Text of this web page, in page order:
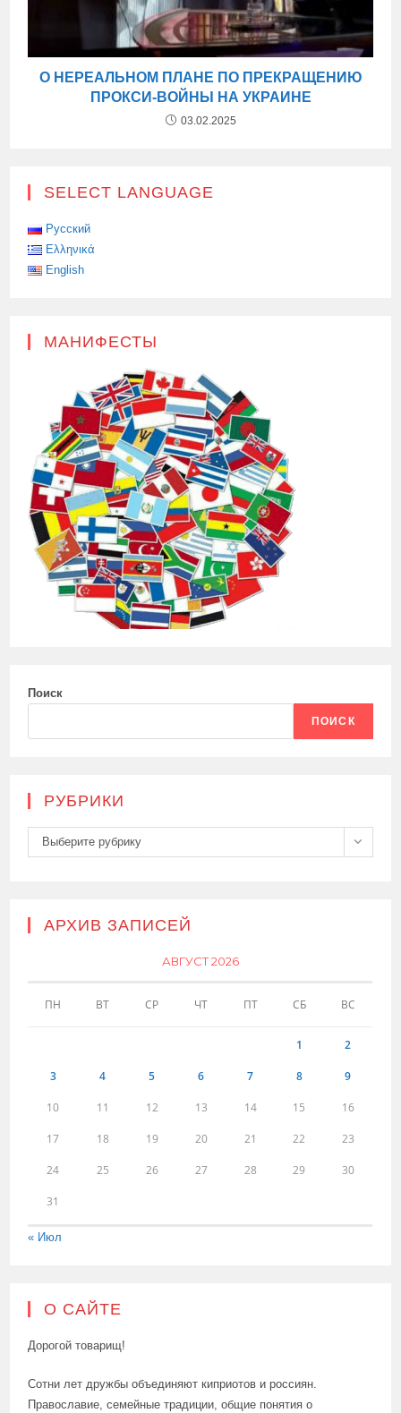
О НЕРЕАЛЬНОМ ПЛАНЕ ПО ПРЕКРАЩЕНИЮ
ПРОКСИ-ВОЙНЫ НА УКРАИНЕ
03.02.2025
SELECT LANGUAGE
Русский
Ελληνικά
English
МАНИФЕСТЫ
Поиск
ПОИСК
РУБРИКИ
Рубрики
Выберите рубрику
АРХИВ ЗАПИСЕЙ
АВГУСТ 2026
ПН ВТ СР ЧТ ПТ СБ ВС
1 2
3 4 5 6 7 8 9
10 11 12 13 14 15 16
17 18 19 20 21 22 23
24 25 26 27 28 29 30
31
« Июл
О САЙТЕ
Дорогой товарищ!
Сотни лет дружбы объединяют киприотов и россиян.
Православие, семейные традиции, общие понятия о